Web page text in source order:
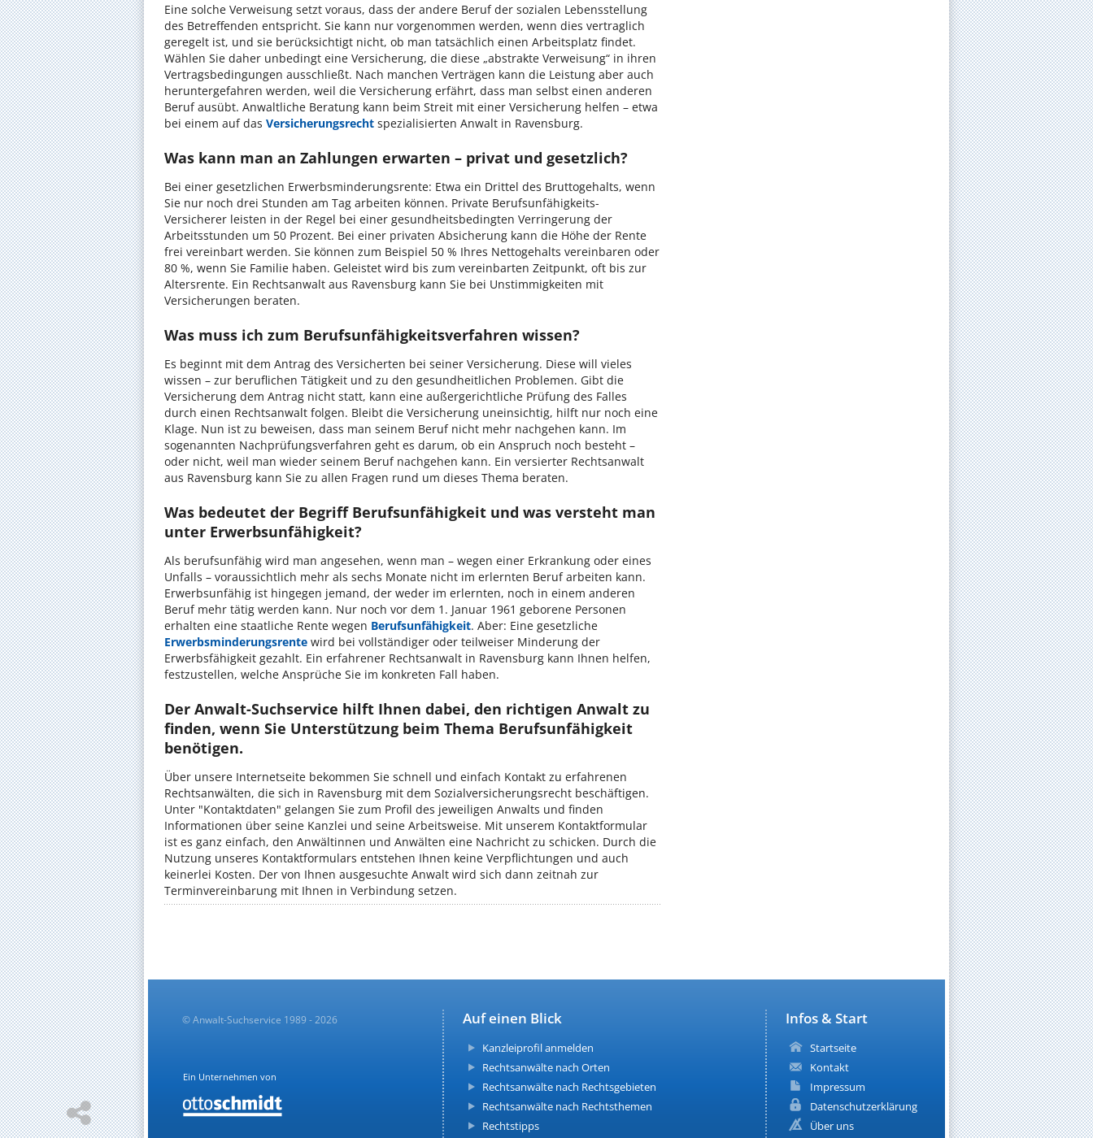
Eine solche Verweisung setzt voraus, dass der andere Beruf der sozialen Lebensstellung
des Betreffenden entspricht. Sie kann nur vorgenommen werden, wenn dies vertraglich
geregelt ist, und sie berücksichtigt nicht, ob man tatsächlich einen Arbeitsplatz findet.
Wählen Sie daher unbedingt eine Versicherung, die diese „abstrakte Verweisung“ in ihren
Vertragsbedingungen ausschließt. Nach manchen Verträgen kann die Leistung aber auch
heruntergefahren werden, weil die Versicherung erfährt, dass man selbst einen anderen
Beruf ausübt. Anwaltliche Beratung kann beim Streit mit einer Versicherung helfen – etwa
bei einem auf das Versicherungsrecht spezialisierten Anwalt in Ravensburg.
Was kann man an Zahlungen erwarten – privat und gesetzlich?
Bei einer gesetzlichen Erwerbsminderungsrente: Etwa ein Drittel des Bruttogehalts, wenn
Sie nur noch drei Stunden am Tag arbeiten können. Private Berufsunfähigkeits-
Versicherer leisten in der Regel bei einer gesundheitsbedingten Verringerung der
Arbeitsstunden um 50 Prozent. Bei einer privaten Absicherung kann die Höhe der Rente
frei vereinbart werden. Sie können zum Beispiel 50 % Ihres Nettogehalts vereinbaren oder
80 %, wenn Sie Familie haben. Geleistet wird bis zum vereinbarten Zeitpunkt, oft bis zur
Altersrente. Ein Rechtsanwalt aus Ravensburg kann Sie bei Unstimmigkeiten mit
Versicherungen beraten.
Was muss ich zum Berufsunfähigkeitsverfahren wissen?
Es beginnt mit dem Antrag des Versicherten bei seiner Versicherung. Diese will vieles
wissen – zur beruflichen Tätigkeit und zu den gesundheitlichen Problemen. Gibt die
Versicherung dem Antrag nicht statt, kann eine außergerichtliche Prüfung des Falles
durch einen Rechtsanwalt folgen. Bleibt die Versicherung uneinsichtig, hilft nur noch eine
Klage. Nun ist zu beweisen, dass man seinem Beruf nicht mehr nachgehen kann. Im
sogenannten Nachprüfungsverfahren geht es darum, ob ein Anspruch noch besteht –
oder nicht, weil man wieder seinem Beruf nachgehen kann. Ein versierter Rechtsanwalt
aus Ravensburg kann Sie zu allen Fragen rund um dieses Thema beraten.
Was bedeutet der Begriff Berufsunfähigkeit und was versteht man
unter Erwerbsunfähigkeit?
Als berufsunfähig wird man angesehen, wenn man – wegen einer Erkrankung oder eines
Unfalls – voraussichtlich mehr als sechs Monate nicht im erlernten Beruf arbeiten kann.
Erwerbsunfähig ist hingegen jemand, der weder im erlernten, noch in einem anderen
Beruf mehr tätig werden kann. Nur noch vor dem 1. Januar 1961 geborene Personen
erhalten eine staatliche Rente wegen Berufsunfähigkeit. Aber: Eine gesetzliche
Erwerbsminderungsrente wird bei vollständiger oder teilweiser Minderung der
Erwerbsfähigkeit gezahlt. Ein erfahrener Rechtsanwalt in Ravensburg kann Ihnen helfen,
festzustellen, welche Ansprüche Sie im konkreten Fall haben.
Der Anwalt-Suchservice hilft Ihnen dabei, den richtigen Anwalt zu
finden, wenn Sie Unterstützung beim Thema Berufsunfähigkeit
benötigen.
Über unsere Internetseite bekommen Sie schnell und einfach Kontakt zu erfahrenen
Rechtsanwälten, die sich in Ravensburg mit dem Sozialversicherungsrecht beschäftigen.
Unter "Kontaktdaten" gelangen Sie zum Profil des jeweiligen Anwalts und finden
Informationen über seine Kanzlei und seine Arbeitsweise. Mit unserem Kontaktformular
ist es ganz einfach, den Anwältinnen und Anwälten eine Nachricht zu schicken. Durch die
Nutzung unseres Kontaktformulars entstehen Ihnen keine Verpflichtungen und auch
keinerlei Kosten. Der von Ihnen ausgesuchte Anwalt wird sich dann zeitnah zur
Terminvereinbarung mit Ihnen in Verbindung setzen.
Infos & Start
Startseite
Kontakt
Impressum
Datenschutzerklärung
Über uns
Auf einen Blick
Kanzleiprofil anmelden
Rechtsanwälte nach Orten
Rechtsanwälte nach Rechtsgebieten
Rechtsanwälte nach Rechtsthemen
Rechtstipps
© Anwalt-Suchservice 1989 - 2026
Ein Unternehmen von